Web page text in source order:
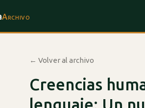
Archivo
← Volver al archivo
Creencias
lenguaje: Un